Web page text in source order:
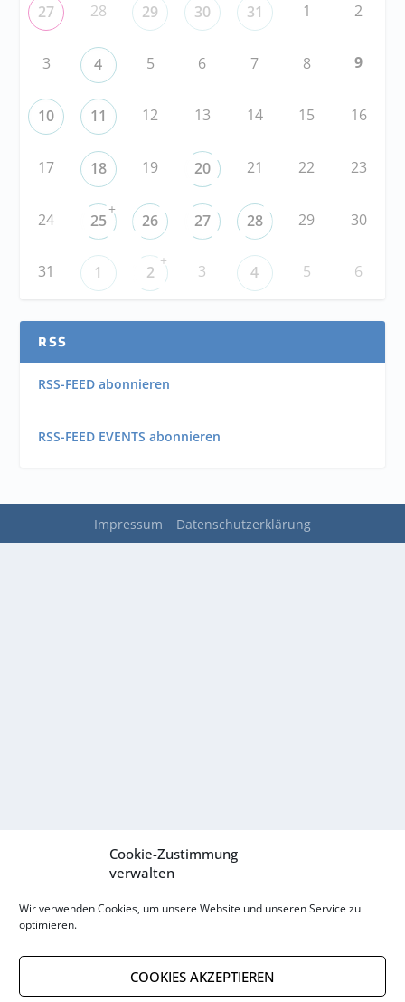
Cookie-Zustimmung
verwalten
Wir verwenden Cookies, um unsere Website und unseren Service zu
optimieren.
COOKIES AKZEPTIEREN
27 28 29 30 31 1 2
3 4 5 6 7 8 9
10 11 12 13 14 15 16
17 18 19 20 21 22 23
24 25
+
26 27 28 29 30
31 1 2
+
3 4 5 6
RSS
RSS-FEED abonnieren
RSS-FEED EVENTS abonnieren
Impressum Datenschutzerklärung